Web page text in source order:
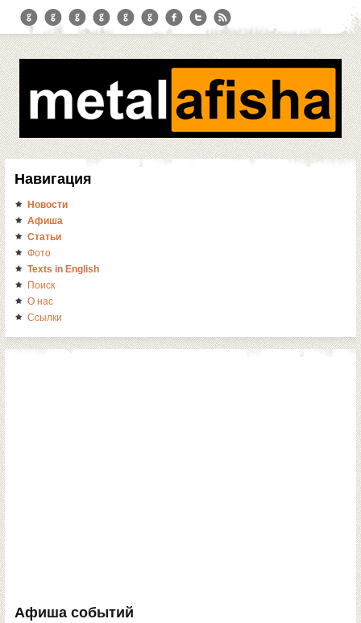
Навигация
Новости
Афиша
Статьи
Фото
Texts in English
Поиск
О нас
Ссылки
Афиша событий